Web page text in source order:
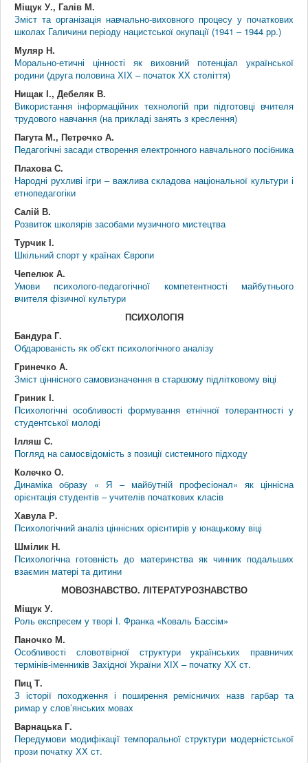
Міщук У., Галів М.
Зміст та організація навчально-виховного процесу у початкових
школах Галичини періоду нацистської окупації (1941 – 1944 рр.)
Муляр Н.
Морально-етичні цінності як виховний потенціал української
родини (друга половина ХІХ – початок ХХ століття)
Нищак І., Дебеляк В.
Використання інформаційних технологій при підготовці вчителя
трудового навчання (на прикладі занять з креслення)
Пагута М., Петречко А.
Педагогічні засади створення електронного навчального посібника
Плахова С.
Народні рухливі ігри – важлива складова національної культури і
етнопедагогіки
Салій В.
Розвиток школярів засобами музичного мистецтва
Турчик І.
Шкільний спорт у країнах Європи
Чепелюк А.
Умови психолого-педагогічної компетентності майбутнього
вчителя фізичної культури
ПСИХОЛОГІЯ
Бандура Г.
Обдарованість як об’єкт психологічного аналізу
Гринечко А.
Зміст ціннісного самовизначення в старшому підлітковому віці
Гриник І.
Психологічні особливості формування етнічної толерантності у
студентської молоді
Ілляш С.
Погляд на самосвідомість з позиції системного підходу
Колечко О.
Динаміка образу « Я – майбутній професіонал» як ціннісна
орієнтація студентів – учителів початкових класів
Хавула Р.
Психологічний аналіз ціннісних орієнтирів у юнацькому віці
Шмілик Н.
Психологічна готовність до материнства як чинник подальших
взаємин матері та дитини
МОВОЗНАВСТВО. ЛІТЕРАТУРОЗНАВСТВО
Міщук У.
Роль експресем у творі І. Франка «Коваль Бассім»
Паночко М.
Особливості словотвірної структури українських правничих
термінів-іменників Західної України ХІХ – початку ХХ ст.
Пиц Т.
З історії походження і поширення ремісничих назв гарбар та
римар у слов’янських мовах
Варнацька Г.
Передумови модифікації темпоральної структури модерністської
прози початку ХХ ст.